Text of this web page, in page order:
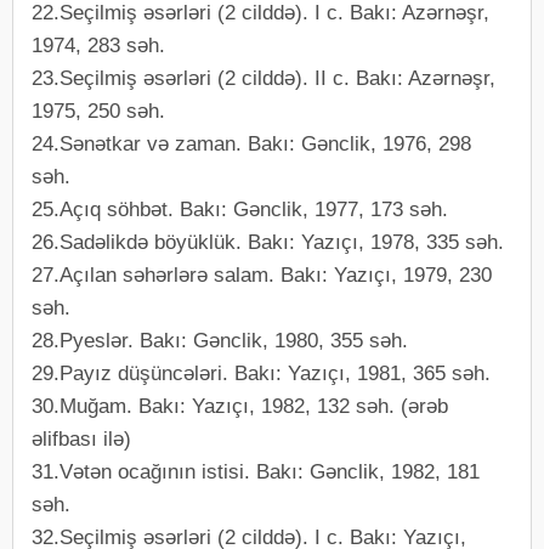
22.Seçilmiş əsərləri (2 cilddə). I c. Bakı: Azərnəşr,
1974, 283 səh.
23.Seçilmiş əsərləri (2 cilddə). II c. Bakı: Azərnəşr,
1975, 250 səh.
24.Sənətkar və zaman. Bakı: Gənclik, 1976, 298
səh.
25.Açıq söhbət. Bakı: Gənclik, 1977, 173 səh.
26.Sadəlikdə böyüklük. Bakı: Yazıçı, 1978, 335 səh.
27.Açılan səhərlərə salam. Bakı: Yazıçı, 1979, 230
səh.
28.Pyeslər. Bakı: Gənclik, 1980, 355 səh.
29.Payız düşüncələri. Bakı: Yazıçı, 1981, 365 səh.
30.Muğam. Bakı: Yazıçı, 1982, 132 səh. (ərəb
əlifbası ilə)
31.Vətən ocağının istisi. Bakı: Gənclik, 1982, 181
səh.
32.Seçilmiş əsərləri (2 cilddə). I c. Bakı: Yazıçı,